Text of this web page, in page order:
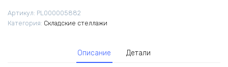
Артикул: PL000005882
Категория: Складские стеллажи
Описание Детали